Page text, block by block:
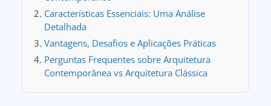
Características Essenciais: Uma Análise
Detalhada
Vantagens, Desafios e Aplicações Práticas
Perguntas Frequentes sobre Arquitetura
Contemporânea vs Arquitetura Clássica